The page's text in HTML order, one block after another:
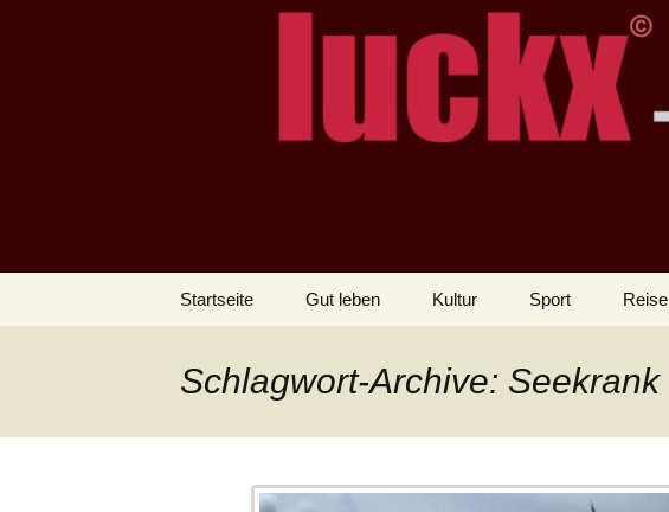
LUCKX
– das Magazin
Startseite Gut leben Kultur Sport Reise
Schlagwort-Archive: Seekrank